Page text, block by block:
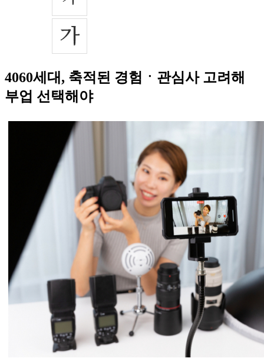
4060세대, 축적된 경험ㆍ관심사 고려해
부업 선택해야